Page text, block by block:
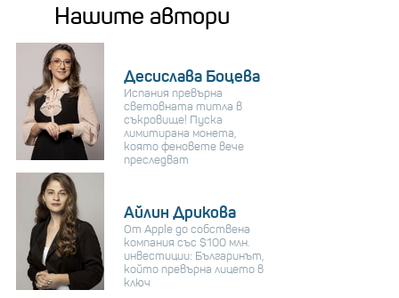
Нашите автори
Десислава Боцева
Испания превърна
световната титла в
съкровище! Пуска
лимитирана монета,
която феновете вече
преследват
Айлин Дрикова
От Apple до собствена
компания със $100 млн.
инвестиции: Българинът,
който превърна лицето в
ключ